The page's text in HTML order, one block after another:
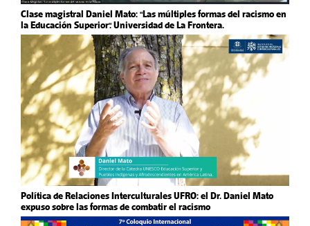
Clase magistral Daniel Mato: "Las múltiples formas del racismo en
la Educación Superior". Universidad de La Frontera.
Política de Relaciones Interculturales UFRO: el Dr. Daniel Mato
expuso sobre las formas de combatir el racismo